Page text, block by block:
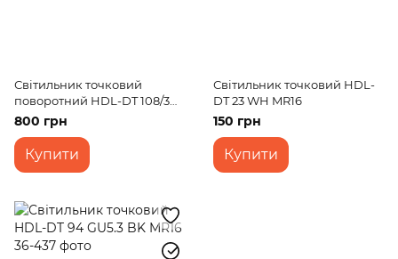
Світильник точковий
поворотний HDL-DT 108/3
MR16 SL
800 грн
Купити
Світильник точковий HDL-
DT 23 WH MR16
150 грн
Купити